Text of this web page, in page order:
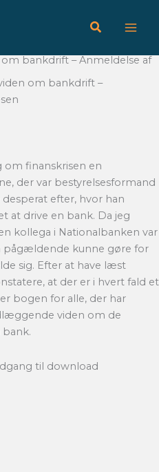
om bankdrift – Anmeldelse af
viden om bankdrift –
om finanskrisen en
der var bestyrelsesformand
efter, hvor han
at drive en bank. Da jeg
kollega i Nationalbanken var
pågældende kunne gøre for
sig. Efter at have læst
at der er i hvert fald et
bogen for alle, der har
viden om de
bank.
til download